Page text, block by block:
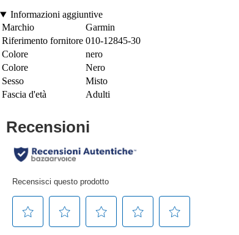
Informazioni aggiuntive
Marchio
Garmin
Riferimento fornitore 010-12845-30
Colore
nero
Colore
Nero
Sesso
Misto
Fascia d'età
Adulti